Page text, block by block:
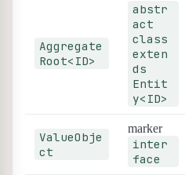
Aggregate
Root<ID>
abstr
act
class
exten
ds
Entit
y<ID>
ValueObje
ct
marker
inter
face